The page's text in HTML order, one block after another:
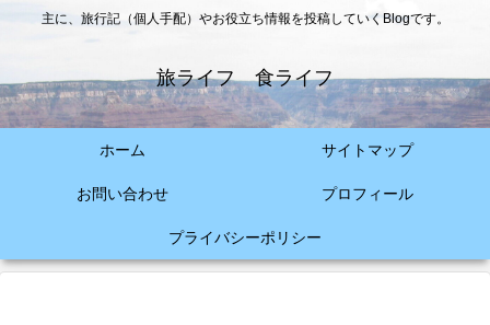
主に、旅行記（個人手配）やお役立ち情報を投稿していくBlogです。
旅ライフ 食ライフ
ホーム サイトマップ
お問い合わせ プロフィール
プライバシーポリシー